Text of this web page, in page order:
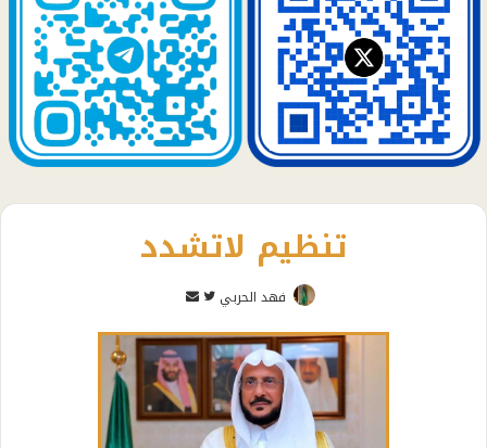
تنظيم لاتشدد
فهد الحربي
تابع
تويتر
أرسل
إلكترونيا